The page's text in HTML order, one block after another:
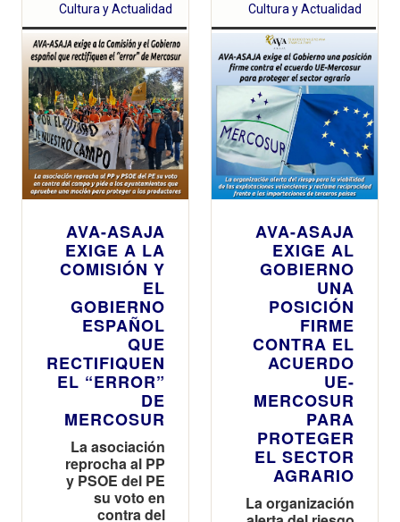
Cultura y Actualidad
AVA-ASAJA
EXIGE A LA
COMISIÓN Y
EL
GOBIERNO
ESPAÑOL
QUE
RECTIFIQUEN
EL “ERROR”
DE
MERCOSUR
La asociación
reprocha al PP
y PSOE del PE
su voto en
contra del
Cultura y Actualidad
AVA-ASAJA
EXIGE AL
GOBIERNO
UNA
POSICIÓN
FIRME
CONTRA EL
ACUERDO
UE-
MERCOSUR
PARA
PROTEGER
EL SECTOR
AGRARIO
La organización